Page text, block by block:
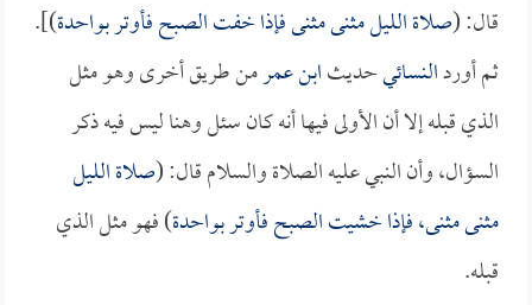
قال: (صلاة الليل مثنى مثنى فإذا خفت الصبح فأوتر بواحدة)].
ثم أوردالنسائيحديثابن عمرمن طريق أخرى وهو مثل
الذي قبله إلا أن الأولى فيها أنه كان سئل وهنا ليس فيه ذكر
السؤال، وأن النبي عليه الصلاة والسلام قال: (صلاة الليل
مثنى مثنى، فإذا خشيت الصبح فأوتر بواحدة) فهو مثل الذي
قبله.